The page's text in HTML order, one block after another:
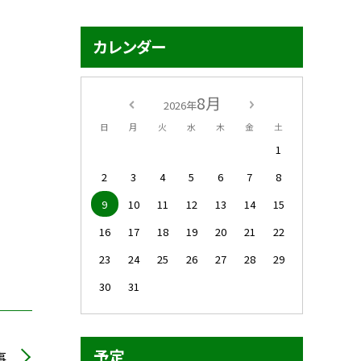
カレンダー
2026年8月
日 月 火 水 木 金 土
1
2
3 4 5 6 7
8
9
10 11 12 13 14
15
16
17 18 19 20 21
22
23
24 25 26 27 28
29
30
31